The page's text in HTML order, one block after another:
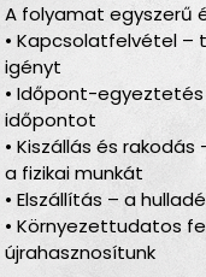
A folyamat egyszerű
• Kapcsolatfelvétel –
igényt
• Időpont-
időpontot
• Kiszállás és
a fizikai munkát
• Elszállítás – a
• Környezettudatos
újrahasznosítunk